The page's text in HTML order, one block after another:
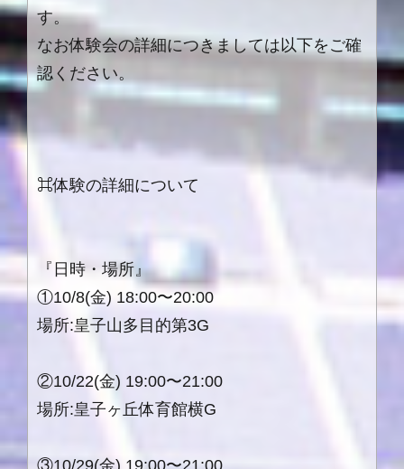
す。
なお体験会の詳細につきましては以下をご確
認ください。
⌘体験の詳細について
『日時・場所』
①10/8(金) 18:00〜20:00
場所:皇子山多目的第3G
②10/22(金) 19:00〜21:00
場所:皇子ヶ丘体育館横G